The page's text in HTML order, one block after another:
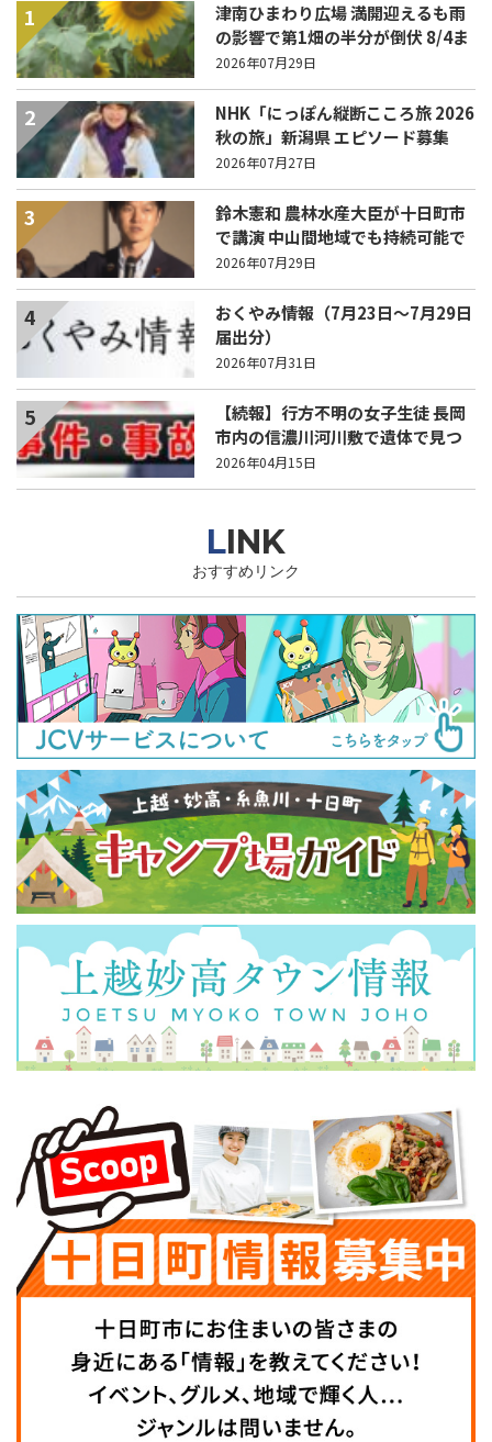
1
津南ひまわり広場 満開迎えるも雨
の影響で第1畑の半分が倒伏 8/4ま
で駐車場を無料開放
2026年07月29日
2
NHK「にっぽん縦断こころ旅 2026
秋の旅」新潟県 エピソード募集
中！
2026年07月27日
3
鈴木憲和 農林水産大臣が十日町市
で講演 中山間地域でも持続可能で
稼げる農業とは？
2026年07月29日
4
おくやみ情報（7月23日～7月29日
届出分）
2026年07月31日
5
【続報】行方不明の女子生徒 長岡
市内の信濃川河川敷で遺体で見つ
かる
2026年04月15日
LINK
おすすめリンク